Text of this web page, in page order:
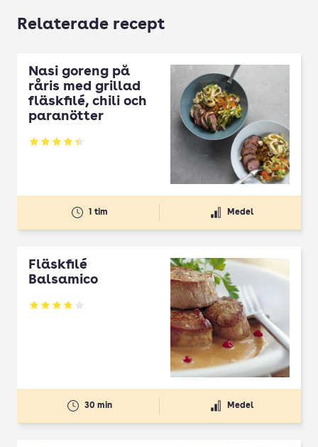
Relaterade recept
Nasi goreng på
råris med grillad
fläskfilé, chili och
paranötter
Betyg: 4.33 av 5
1 tim Medel
Fläskfilé
Balsamico
Betyg: 3.83 av 5
30 min Medel